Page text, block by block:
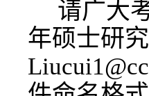
请广大
年硕士研